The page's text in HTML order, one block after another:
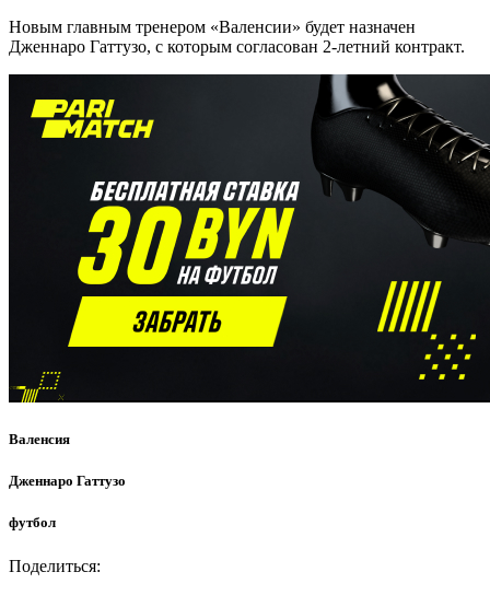
Новым главным тренером «Валенсии» будет назначен
Дженнаро Гаттузо, с которым согласован 2-летний контракт.
Валенсия
Дженнаро Гаттузо
футбол
Поделиться: